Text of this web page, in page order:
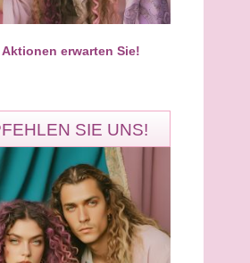
für
Einfühlsame Beratung in allen
Lebensbereichen, spezialisiert
Miran
PIN: 100
Bewertungen: 5953
Aktionen erwarten Sie!
SIE UNS!